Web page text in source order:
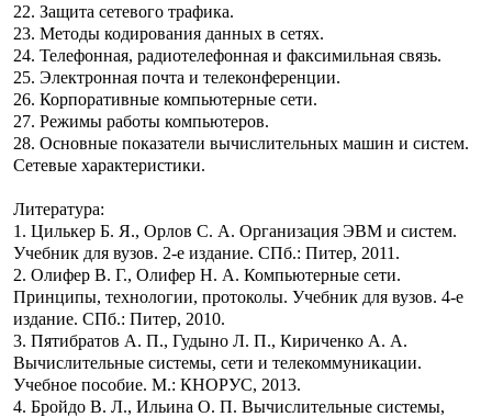
22. Защита сетевого трафика.
23. Методы кодирования данных в сетях.
24. Телефонная, радиотелефонная и факсимильная связь.
25. Электронная почта и телеконференции.
26. Корпоративные компьютерные сети.
27. Режимы работы компьютеров.
28. Основные показатели вычислительных машин и систем.
Сетевые характеристики.
Литература:
1. Цилькер Б. Я., Орлов С. А. Организация ЭВМ и систем.
Учебник для вузов. 2-е издание. СПб.: Питер, 2011.
2. Олифер В. Г., Олифер Н. А. Компьютерные сети.
Принципы, технологии, протоколы. Учебник для вузов. 4-е
издание. СПб.: Питер, 2010.
3. Пятибратов А. П., Гудыно Л. П., Кириченко А. А.
Вычислительные системы, сети и телекоммуникации.
Учебное пособие. М.: КНОРУС, 2013.
4. Бройдо В. Л., Ильина О. П. Вычислительные системы,